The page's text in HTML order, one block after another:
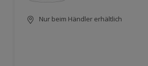
Nur beim Händler erhältlich